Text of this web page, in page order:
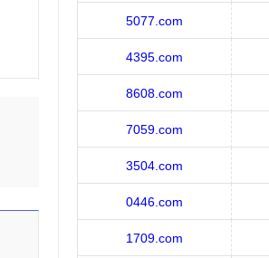
5077.com
4395.com
8608.com
7059.com
3504.com
0446.com
1709.com